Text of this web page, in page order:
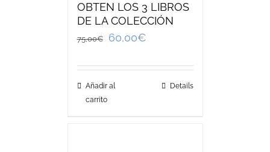
OBTEN LOS 3 LIBROS
DE LA COLECCIÓN
75,00€ 60,00€
Añadir al
carrito
Details